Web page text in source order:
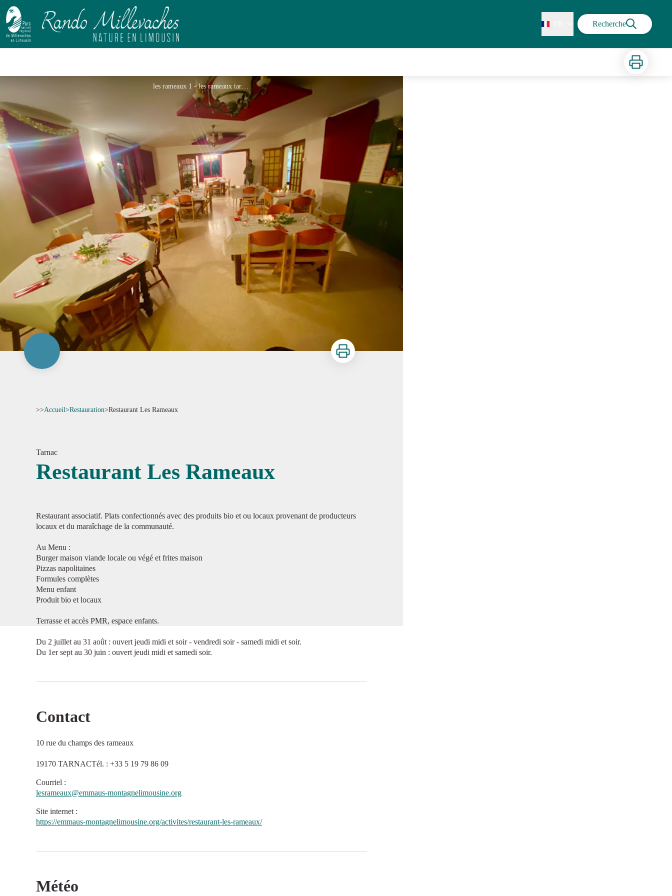
Recherche
Imprimer
les rameaux 1 - les rameaux tarnac
Imprimer
>>Accueil>Restauration>Restaurant Les Rameaux
Tarnac
Restaurant Les Rameaux
Restaurant associatif. Plats confectionnés avec des produits bio et ou locaux provenant de producteurs
locaux et du maraîchage de la communauté.
Au Menu :
Burger maison viande locale ou végé et frites maison
Pizzas napolitaines
Formules complètes
Menu enfant
Produit bio et locaux
Terrasse et accès PMR, espace enfants.
Du 2 juillet au 31 août : ouvert jeudi midi et soir - vendredi soir - samedi midi et soir.
Du 1er sept au 30 juin : ouvert jeudi midi et samedi soir.
Contact
10 rue du champs des rameaux
19170 TARNACTél. : +33 5 19 79 86 09
Courriel :
lesrameaux@emmaus-montagnelimousine.org
Site internet :
https://emmaus-montagnelimousine.org/activites/restaurant-les-rameaux/
Météo